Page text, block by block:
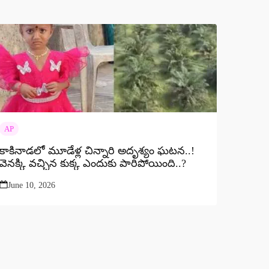
AP
కాకినాడలో మూడేళ్ల చిన్నారి అదృశ్యం ఘటన..!
వెనక్కి వచ్చిన కుక్క ఎందుకు పారిపోయింది..?
June 10, 2026